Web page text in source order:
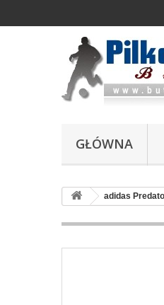
GŁÓWNA
adidas